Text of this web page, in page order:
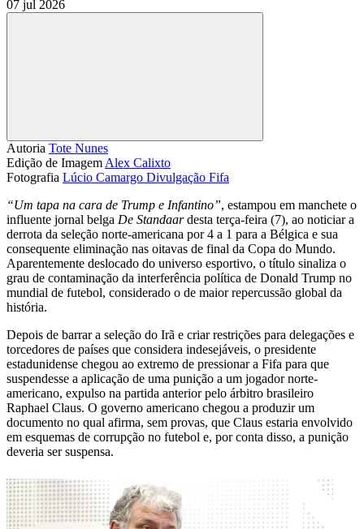
07 jul 2026
Compartilhar
Autoria Tote Nunes
Edição de Imagem Alex Calixto
Fotografia Lúcio Camargo Divulgação Fifa
“Um tapa na cara de Trump e Infantino”, estampou em manchete o
influente jornal belga De Standaardesta terça-feira (7), ao noticiar a
derrota da seleção norte-americana por 4 a 1 para a Bélgica e sua
consequente eliminação nas oitavas de final da Copa do Mundo.
Aparentemente deslocado do universo esportivo, o título sinaliza o
grau de contaminação da interferência política de Donald Trump no
mundial de futebol, considerado o de maior repercussão global da
história.
Depois de barrar a seleção do Irã e criar restrições para delegações e
torcedores de países que considera indesejáveis, o presidente
estadunidense chegou ao extremo de pressionar a Fifa para que
suspendesse a aplicação de uma punição a um jogador norte-
americano, expulso na partida anterior pelo árbitro brasileiro
Raphael Claus. O governo americano chegou a produzir um
documento no qual afirma, sem provas, que Claus estaria envolvido
em esquemas de corrupção no futebol e, por conta disso, a punição
deveria ser suspensa.